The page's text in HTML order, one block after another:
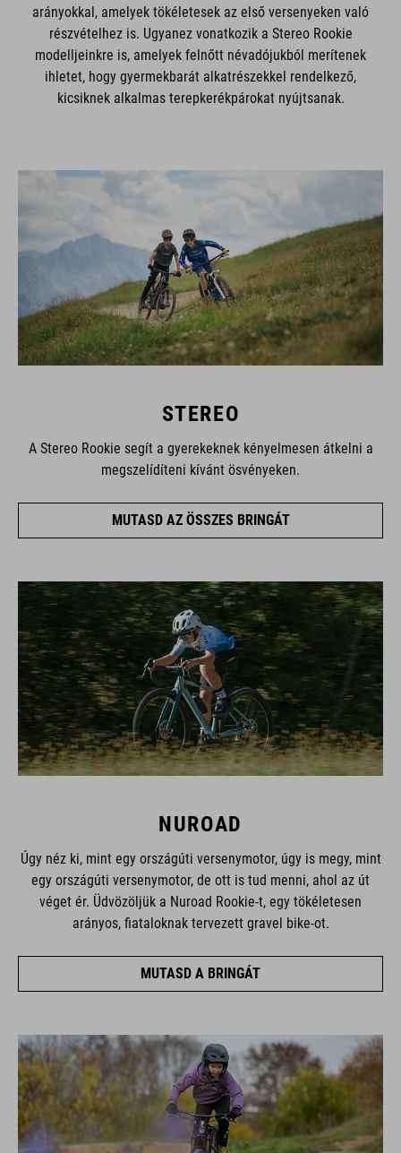
arányokkal, amelyek tökéletesek az első versenyeken való
részvételhez is. Ugyanez vonatkozik a Stereo Rookie
modelljeinkre is, amelyek felnőtt névadójukból merítenek
ihletet, hogy gyermekbarát alkatrészekkel rendelkező,
kicsiknek alkalmas terepkerékpárokat nyújtsanak.
STEREO
A Stereo Rookie segít a gyerekeknek kényelmesen átkelni a
megszelídíteni kívánt ösvényeken.
MUTASD AZ ÖSSZES BRINGÁT
NUROAD
Úgy néz ki, mint egy országúti versenymotor, úgy is megy, mint
egy országúti versenymotor, de ott is tud menni, ahol az út
véget ér. Üdvözöljük a Nuroad Rookie-t, egy tökéletesen
arányos, fiataloknak tervezett gravel bike-ot.
MUTASD A BRINGÁT